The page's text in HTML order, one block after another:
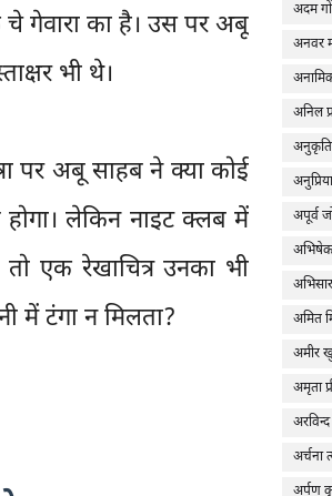
चे गेवारा का है। उस पर अबू
भी थे।
पर अबू साहब ने क्या कोई
लेकिन नाइट क्लब में
एक रेखाचित्र उनका भी
में टंगा न मिलता?
अदम
अनवर
अनिल
अनुकृति
अनुप्रिया
अपूर्व
अमित
अमीर
अमृता
अर्चना
अर्पण